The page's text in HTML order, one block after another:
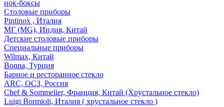
нок-боксы
Столовые приборы
Pintinox , Италия
МГ (MG), Индия, Китай
Детские столовые приборы
Специальные приборы
Wilmax, Китай
Bonna, Турция
Барное и ресторанное стекло
ARC, ОСЗ, Россия
Chef & Sommelier, Франция, Китай (Хрустальное стекло)
Luigi Bormioli, Италия ( хрустальное стекло )